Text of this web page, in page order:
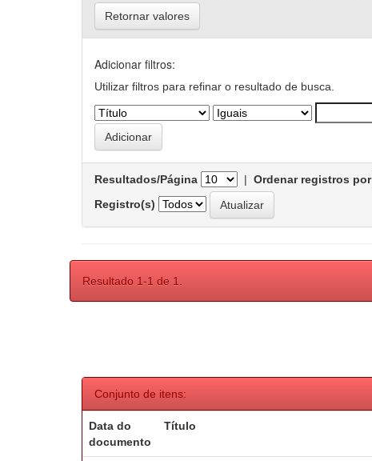
Retornar valores
Adicionar filtros:
Utilizar filtros para refinar o resultado de busca.
Resultados/Página | Ordenar registros por
Registro(s)
Resultado 1-1 de 1.
Conjunto de itens:
Data do
documento
Título